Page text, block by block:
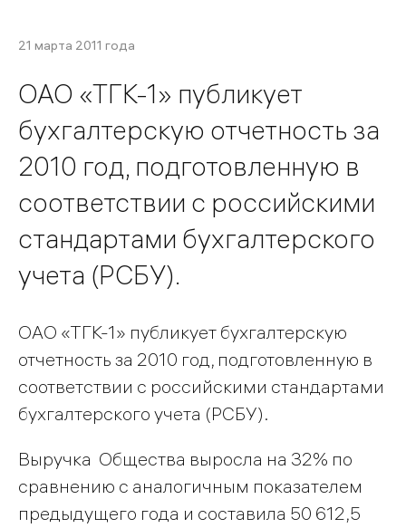
21 марта 2011 года
ОАО «ТГК-1» публикует
бухгалтерскую отчетность за
2010 год, подготовленную в
соответствии с российскими
стандартами бухгалтерского
учета (РСБУ).
ОАО «ТГК-1» публикует бухгалтерскую
отчетность за 2010 год, подготовленную в
соответствии с российскими стандартами
бухгалтерского учета (РСБУ).
Выручка Общества выросла на 32% по
сравнению с аналогичным показателем
предыдущего года и составила 50 612,5